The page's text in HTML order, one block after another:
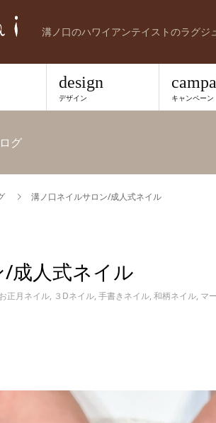
溝ノ口のハワイアンテイストのラグ
design
デザイン キャンペーン
グ
溝ノ口ネイルサロン/成人式ネイル
成人式ネイル
お正月ネイル, ３Dネイル, 手書きネイル, 和柄ネイル, マ